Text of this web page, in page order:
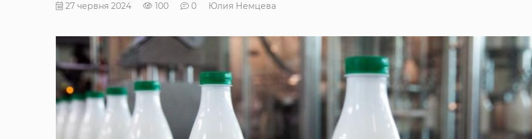
27 червня 2024 100 0 Юлия Немцева